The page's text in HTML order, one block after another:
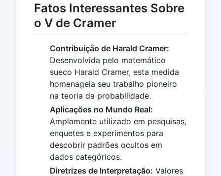
Fatos Interessantes Sobre
o V de Cramer
Contribuição de Harald Cramer:
Desenvolvida pelo matemático
sueco Harald Cramer, esta medida
homenageia seu trabalho pioneiro
na teoria da probabilidade.
Aplicações no Mundo Real:
Amplamente utilizado em pesquisas,
enquetes e experimentos para
descobrir padrões ocultos em
dados categóricos.
Diretrizes de Interpretação: Valores